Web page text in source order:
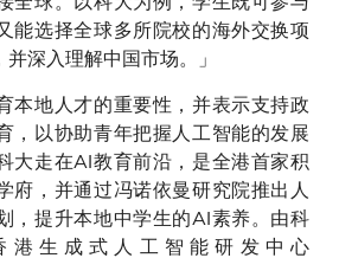
能选择全球多所院校的海外交换项
深入理解中国市场。」
本地人才的重要性，并表示支持政
，以协助青年把握人工智能的发展
大走在AI教育前沿，是全港首家积
府，并通过冯诺依曼研究院推出人
，提升本地中学生的AI素养。由科
港生成式人工智能研发中心